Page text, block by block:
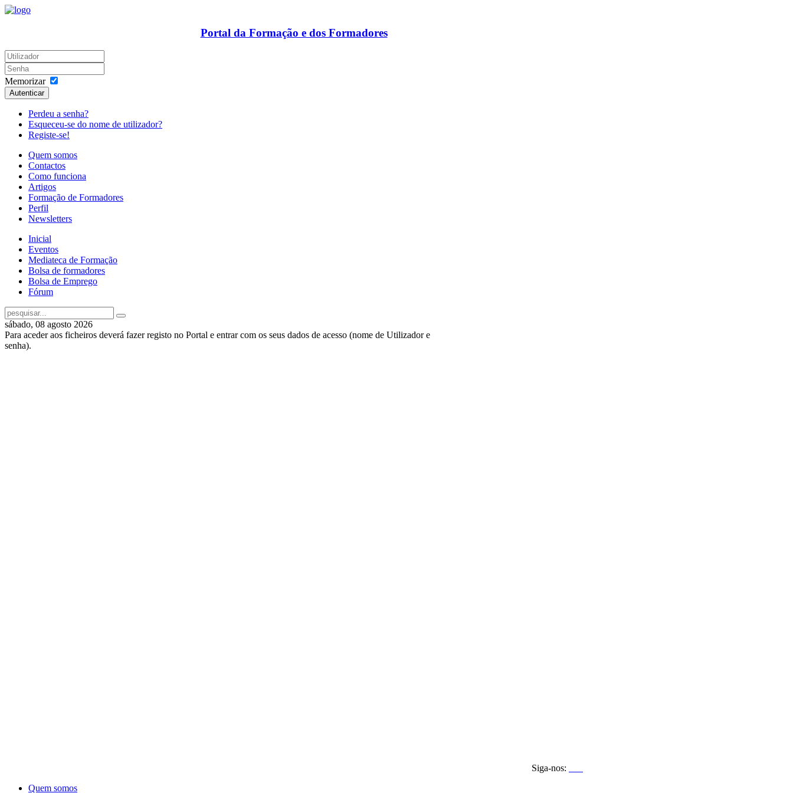
Portal da Formação e dos Formadores
Memorizar
Autenticar
Perdeu a senha?
Esqueceu-se do nome de utilizador?
Registe-se!
Quem somos
Contactos
Como funciona
Artigos
Formação de Formadores
Perfil
Newsletters
Inicial
Eventos
Mediateca de Formação
Bolsa de formadores
Bolsa de Emprego
Fórum
sábado, 08 agosto 2026
Para aceder aos ficheiros deverá fazer registo no Portal e entrar com os seus dados de acesso (nome de Utilizador e
senha).
Siga-nos:
Quem somos